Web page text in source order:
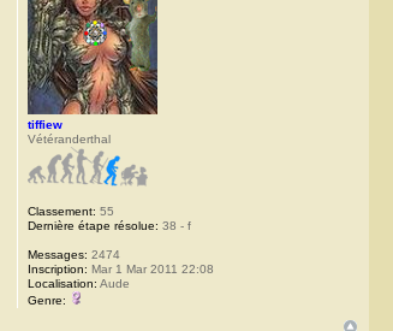
tiffiew
Vétéranderthal
Classement: 55
Dernière étape résolue: 38 - f
Messages: 2474
Inscription: Mar 1 Mar 2011 22:08
Localisation: Aude
Genre: